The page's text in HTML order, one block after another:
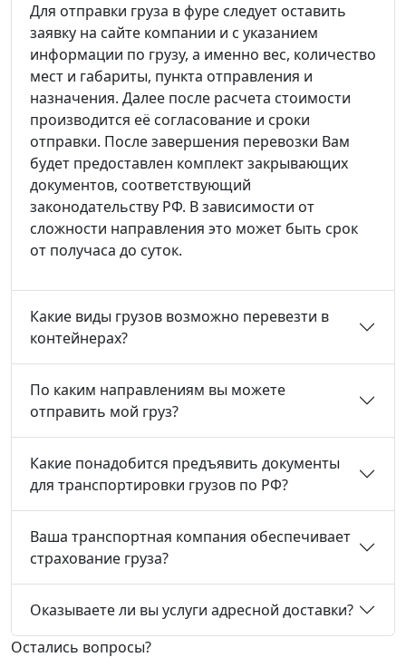
Для отправки груза в фуре следует оставить
заявку на сайте компании и с указанием
информации по грузу, а именно вес, количество
мест и габариты, пункта отправления и
назначения. Далее после расчета стоимости
производится её согласование и сроки
отправки. После завершения перевозки Вам
будет предоставлен комплект закрывающих
документов, соответствующий
законодательству РФ. В зависимости от
сложности направления это может быть срок
от получаса до суток.
Какие виды грузов возможно перевезти в
контейнерах?
По каким направлениям вы можете
отправить мой груз?
Какие понадобится предъявить документы
для транспортировки грузов по РФ?
Ваша транспортная компания обеспечивает
страхование груза?
Оказываете ли вы услуги адресной доставки?
Остались вопросы?